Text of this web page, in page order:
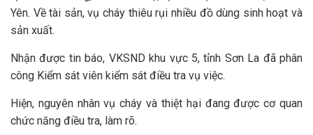
Yên. Về tài sản, vụ cháy thiêu rụi nhiều đồ dùng sinh hoạt và
sản xuất.
Nhận được tin báo, VKSND khu vực 5, tỉnh Sơn La đã phân
công Kiểm sát viên kiểm sát điều tra vụ việc.
Hiện, nguyên nhân vụ cháy và thiệt hại đang được cơ quan
chức năng điều tra, làm rõ.